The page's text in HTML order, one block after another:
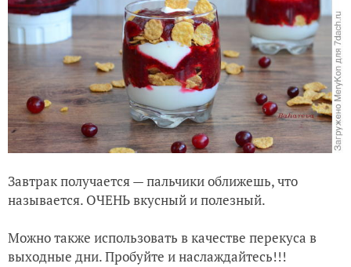
Завтрак получается — пальчики оближешь, что
называется. ОЧЕНЬ вкусный и полезный.
Можно также использовать в качестве перекуса в
выходные дни. Пробуйте и наслаждайтесь!!!